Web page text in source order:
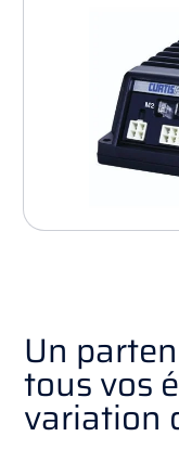
Un
tous vos
variation